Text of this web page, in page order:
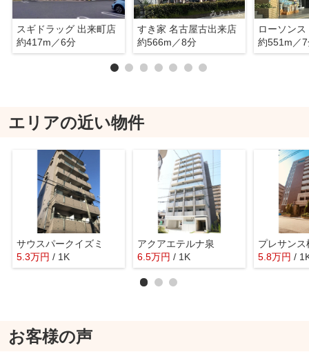
スギドラッグ 出来町店
約417m／6分
すき家 名古屋古出来店
約566m／8分
約551m／
エリアの近い物件
サウスパークイズミ
5.3万円 / 1K
アクアエテルナ泉
6.5万円 / 1K
プレサンス
5.8万円 /
お客様の声